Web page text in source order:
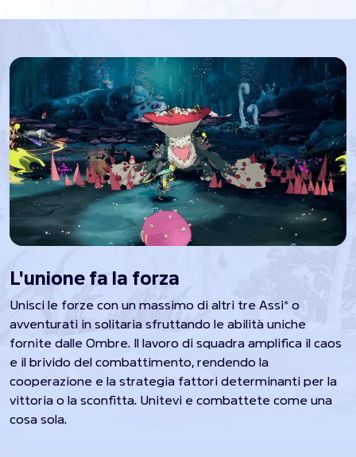
L'unione fa la forza
Unisci le forze con un massimo di altri tre Assi* o
avventurati in solitaria sfruttando le abilità uniche
fornite dalle Ombre. Il lavoro di squadra amplifica il caos
e il brivido del combattimento, rendendo la
cooperazione e la strategia fattori determinanti per la
vittoria o la sconfitta. Unitevi e combattete come una
cosa sola.